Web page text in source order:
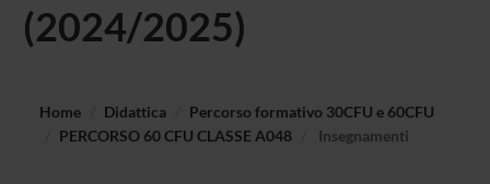
(2024/2025)
Home Didattica
Percorso formativo 30CFU e 60CFU
PERCORSO 60 CFU CLASSE A048
Insegnamenti